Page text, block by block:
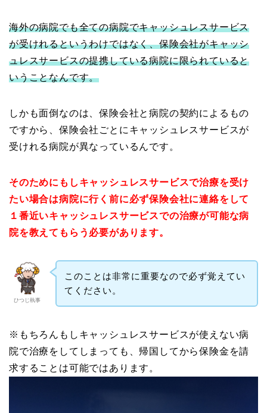
海外の病院でも全ての病院でキャッシュレスサービス
が受けれるというわけではなく、保険会社がキャッシ
ュレスサービスの提携している病院に限られていると
いうことなんです。
しかも面倒なのは、保険会社と病院の契約によるもの
ですから、保険会社ごとにキャッシュレスサービスが
受けれる病院が異なっているんです。
そのためにもしキャッシュレスサービスで治療を受け
たい場合は病院に行く前に必ず保険会社に連絡をして
１番近いキャッシュレスサービスでの治療が可能な病
院を教えてもらう 必要があります。
ひつじ執事
このことは非常に重要なので必ず覚えてい
てください。
※もちろんもしキャッシュレスサービスが使えない病
院で治療をしてしまっても、帰国してから保険金を請
求することは可能ではあります。